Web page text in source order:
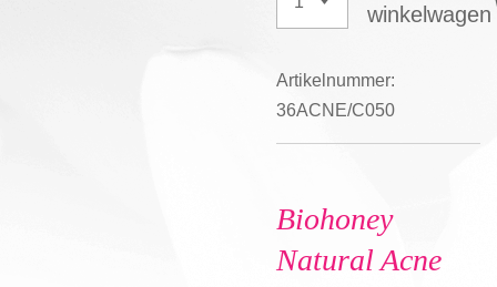
winkelwagen
Artikelnummer:
36ACNE/C050
Biohoney
Natural Acne